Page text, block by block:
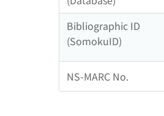
Bibliographic ID
(SomokuID)
NS-MARC No.